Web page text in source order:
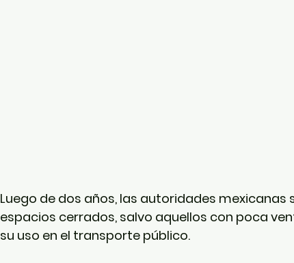
Luego de dos años, las autoridades mexicanas
espacios cerrados, salvo aquellos con poca
su uso en el transporte público.